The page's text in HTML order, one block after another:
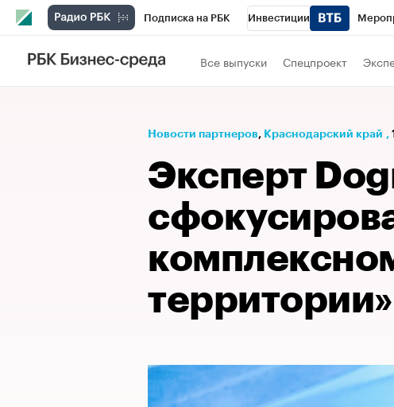
Подписка на РБК Инвестиции
Телеканал
Спецпроекты Проверка контрагентов
Рынок наличной валюты
Все выпуски Спецпроект
Новости партнеров⁠, Краснодарский край ,
Эксперт
территории»